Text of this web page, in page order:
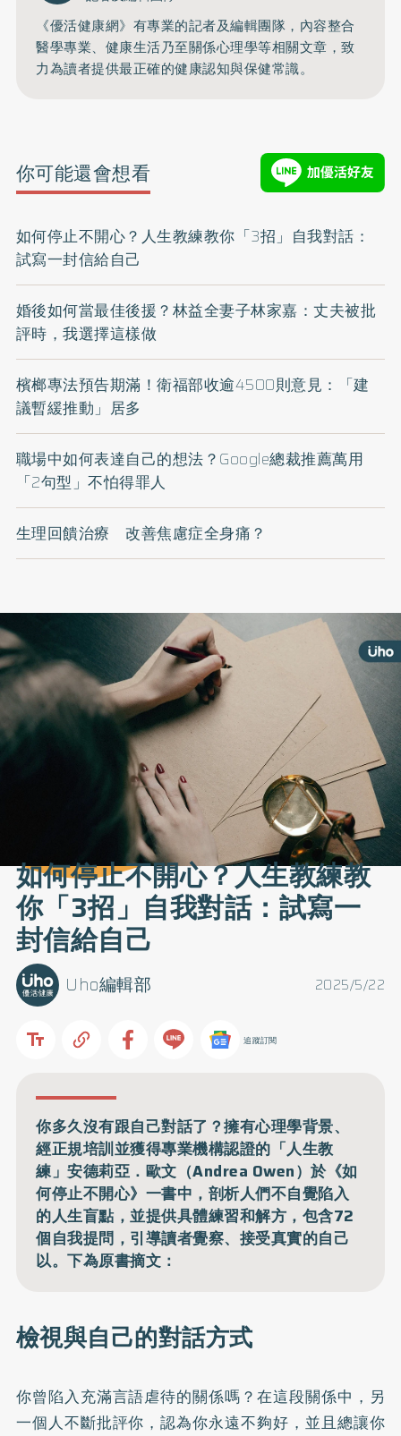
《優活健康網》有專業的記者及編輯團隊，內容整合
醫學專業、健康生活乃至關係心理學等相關文章，致
力為讀者提供最正確的健康認知與保健常識。
你可能還會想看
如何停止不開心？人生教練教你「3招」自我對話：
試寫一封信給自己
婚後如何當最佳後援？林益全妻子林家嘉：丈夫被批
評時，我選擇這樣做
檳榔專法預告期滿！衛福部收逾4500則意見：「建
議暫緩推動」居多
職場中如何表達自己的想法？Google總裁推薦萬用
「2句型」不怕得罪人
生理回饋治療 改善焦慮症全身痛？
如何停止不開心？人生教練教
你「3招」自我對話：試寫一
封信給自己
2025/5/22
Uho編輯部
追蹤訂閱
你多久沒有跟自己對話了？擁有心理學背景、
經正規培訓並獲得專業機構認證的「人生教
練」安德莉亞．歐文（Andrea Owen）於《如
何停止不開心》一書中，剖析人們不自覺陷入
的人生盲點，並提供具體練習和解方，包含72
個自我提問，引導讀者覺察、接受真實的自己
以。下為原書摘文：
檢視與自己的對話方式
你曾陷入充滿言語虐待的關係嗎？在這段關係中，另
一個人不斷批評你，認為你永遠不夠好，並且總讓你